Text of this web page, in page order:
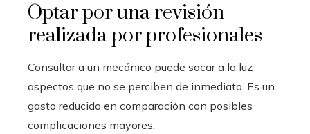
Optar por una revisión
realizada por profesionales
Consultar a un mecánico puede sacar a la luz
aspectos que no se perciben de inmediato. Es un
gasto reducido en comparación con posibles
complicaciones mayores.